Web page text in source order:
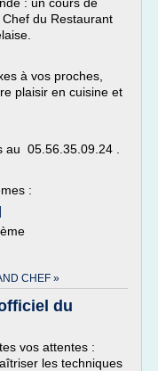
du Restaurant
à vos proches,
plaisir en cuisine et
05.56.35.09.24 .
:
CHEF »
du
vos attentes :
les techniques